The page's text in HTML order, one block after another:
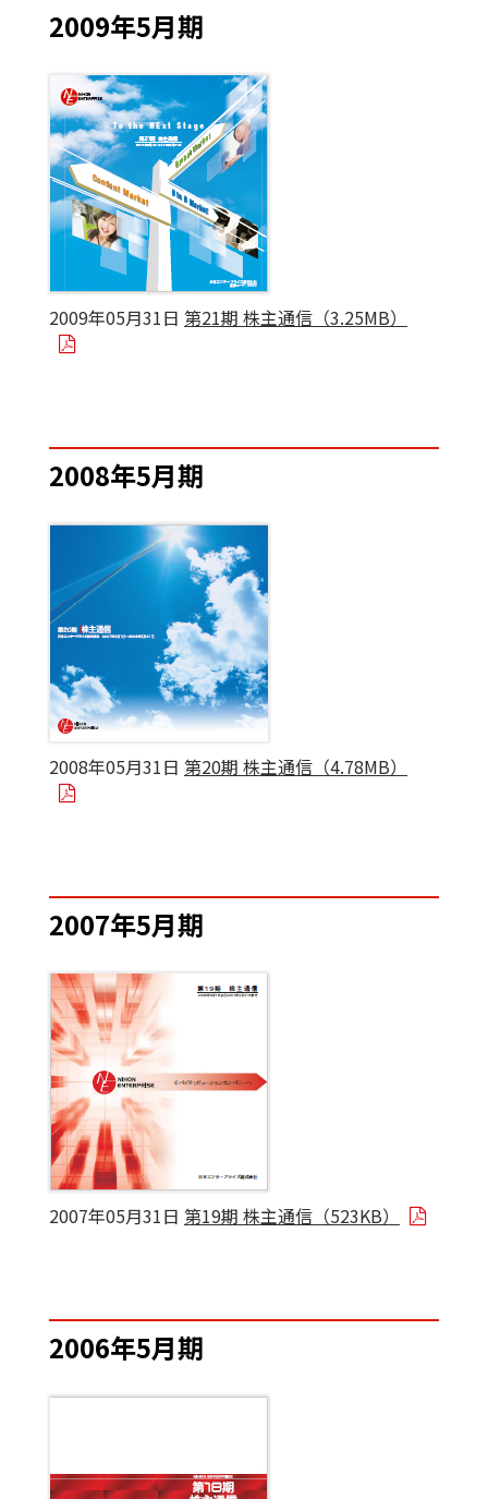
2009年5月期
2009年05月31日 第21期 株主通信（3.25MB）
2008年5月期
2008年05月31日 第20期 株主通信（4.78MB）
2007年5月期
2007年05月31日 第19期 株主通信（523KB）
2006年5月期